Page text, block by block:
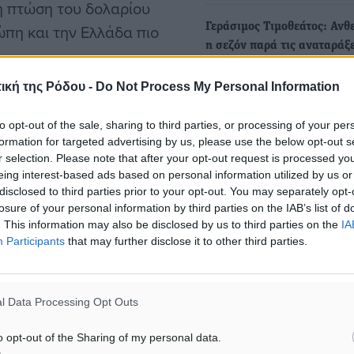
της Ρόδου - Do Not Process My Personal Information
opt-out of the sale, sharing to third parties, or processing of your
for targeted advertising by us, please use the below opt-out
selection. Please note that after your opt-out request is processed
interest-based ads based on personal information utilized by us
to third parties prior to your opt-out. You may separately
of your personal information by third parties on the IAB’s list of
This information may also be disclosed by us to third parties on the
Participants that may further disclose it to other third parties.
Data Processing Opt Outs
opt-out of the Sharing of my personal data.
πτώση του δολαρίου
και την Ελλάδα πιο
δείχνει άνοδο των
για την χώρα μας κατά
με πέρυσι, με την
αυξημένες στα επίπεδα
σε σχέση με
κανέναν
Γεράσιμος Τιμοθεάτος:
η σεζόν παρά τις
να βρίσκεται ήδη στον
Οι Γάλλοι ψηφίζουν
Γύρισαν ανοδικά οι
Ιούνιο
Ανάκαμψη καταγράφει
Ιουνίου η γαλλική